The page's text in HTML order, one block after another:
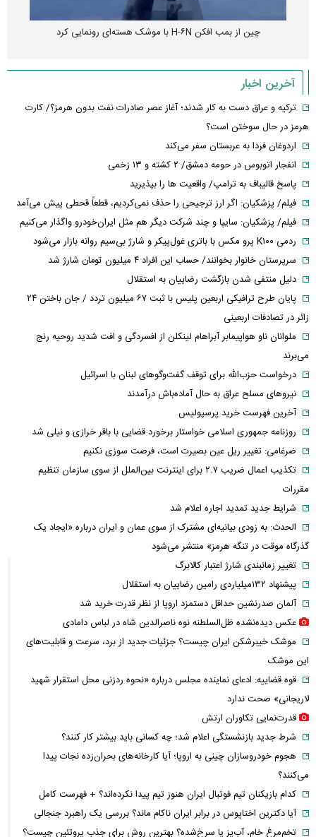
چین از بمب افکن H-۶N با موشک هسته‌ای رونمایی کرد
آخرین اخبار
ترکیه و عراق دست به کار شدند؛ آغاز عصر صادرات نفت بدون هرمز؟/ کارت
هرمز در حال سوختن است؟
اردوغان فردا به عربستان سفر می‌کند
انفجار اتوبوس در حومه دمشق/ ۲ کشته و ۱۳ زخمی
پاسخ قالیباف به ترامپ/ واقعیت ها را بپذیرید
فیلم/ پزشکیان: اگر ارز ترجیحی را حذف نمی‌کردیم، قطعاً قحطی پیش می‌آمد
فیلم/ پزشکیان: سایپا و چند شرکت دیگر هم مثل ایران‌خودرو واگذار می‌کنیم
ردمی K۱۰۰ پرو مکس با باتری غول‌پیکر و شارژ بی‌سیم روانه بازار می‌شود
سرپرستان خانوار بخوانند/ حساب این افراد ۴ میلیون تومان شارژ شد
دلیل منتفی شدن بازگشت رضاییان به استقلال
پایان طرح ترافیکی اربعین پلیس با ثبت ۶۷ میلیون تردد / جان باختن ۲۴
زائر در تصادفات اربعینی
ملوانان ناو هواپیمابر آبراهام لینکلن از افسردگی و افت شدید روحیه رنج
می‌برند
درخواست حزب‌الله برای توقف گفت‌وگوهای لبنان با اسرائیل
نیروهای مسلح عراق به حال آماده‌باش درآمدند
آخرین فهرست خرید پرسپولیس
روزنامه جمهوری اسلامی خواستار برخورد قضایی با باقر خرازی و نیلی شد
ضرغامی: تغییر ریل عین بصیرت است، فرصت سوزی نکنیم
تکذیب اعمال ضریب ۲.۷ برای اینترنت بین‌الملل از سوی سازمان تنظیم
مقررات
شرایط جدید تمدید اجاره اعلام شد
الحدث: به زودی بیانیه‌ای مشترک از سوی عمان و ایران درباره «ایجاد یک
گذرگاه موقت در تنگه هرمز» منتشر می‌شود
تغییر زمانبندی‌ شارژ اعتبار کالابرگ
پیشنهاد ۱۳۲میلیاردی رامین رضاییان به استقلال
آلمان صدرنشین حداقل دستمزد اروپا از نظر قدرت خرید شد
عکس دیده‌نشده ظل‌السلطنه نوه ناصرالدین شاه در لباس دامادی
موشک خیبرشکن ایران چیست؟ جزئیات جدید از برد، سرعت و قابلیت‌های
این موشک
قوه قضاییه: ادعای نماینده مجلس درباره «نحوه ردزنی محل استقرار شهید
لاریجانی» صحت ندارد
قدرت‌نمایی تکاوران ارتش
شرط جدید بازنشستگی اعلام شد؛ چه کسانی باید بیشتر کار کنند؟
هجوم خودروسازان چینی به اروپا؛ آیا کارخانه‌های بحران‌زده نجات پیدا
می‌کنند؟
کدام بازیکنان تیم فوتبال ایران هنوز تیم پیدا نکرده‌اند؟ + فهرست کامل
آیا دکترین اختاپوس در برابر ایران ناکام ماند؟ بررسی یک راهبرد جنجالی
تخم‌مرغ خام، آب‌پز یا سرخ‌شده؟ بهترین روش برای جذب پروتئین چیست؟